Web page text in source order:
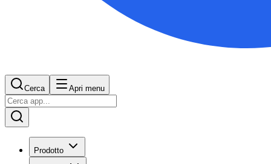
Cerca Apri menu
Prodotto